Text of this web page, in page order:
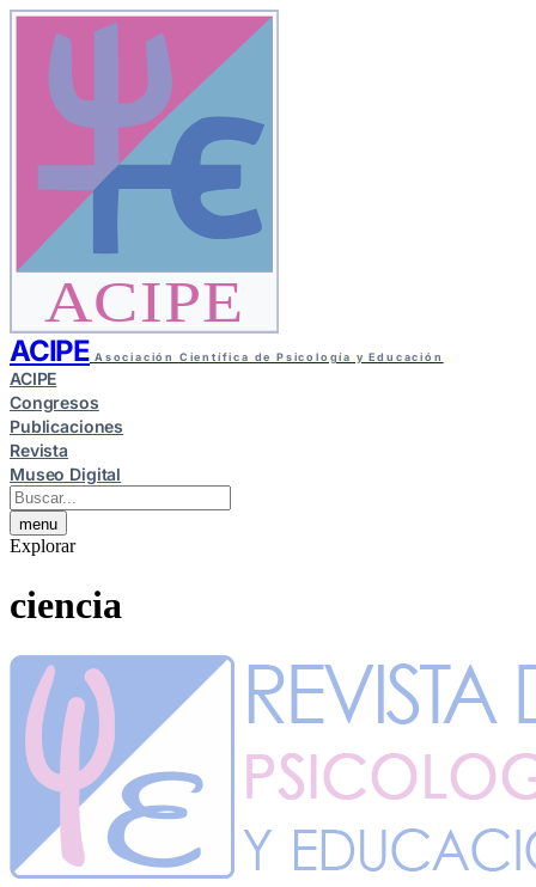
ACIPE
ACIPE Asociación Científica de Psicología y Educación
ACIPE
Congresos
Publicaciones
Revista
Museo Digital
menu
Explorar
ciencia